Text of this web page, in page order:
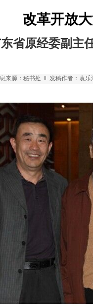
改革开放
省原经委副主
来源：秘书处 ‖ 发稿作者：袁